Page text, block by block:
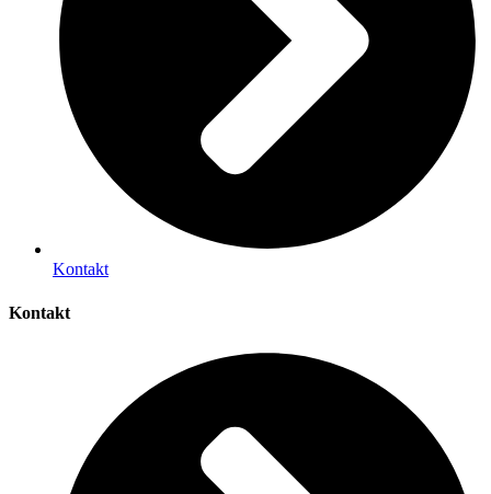
Kontakt
Kontakt